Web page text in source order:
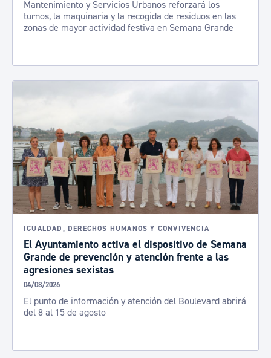
Mantenimiento y Servicios Urbanos reforzará los
turnos, la maquinaria y la recogida de residuos en las
zonas de mayor actividad festiva en Semana Grande
IGUALDAD, DERECHOS HUMANOS Y CONVIVENCIA
El Ayuntamiento activa el dispositivo de Semana
Grande de prevención y atención frente a las
agresiones sexistas
04/08/2026
El punto de información y atención del Boulevard abrirá
del 8 al 15 de agosto